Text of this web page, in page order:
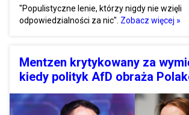
"Populistyczne lenie, którzy nigdy nie wzięli
odpowiedzialności za nic". Zobacz więcej »
Mentzen krytykowany za
kiedy polityk AfD obraża